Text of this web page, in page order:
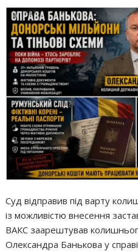
Суд відправив під варту
із можливістю внесення
ВАКС заарештував
Олександра Банькова у